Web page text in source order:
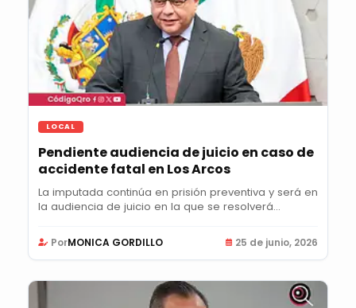
LOCAL
Pendiente audiencia de juicio en caso de
accidente fatal en Los Arcos
La imputada continúa en prisión preventiva y será en
la audiencia de juicio en la que se resolverá...
PorMONICA GORDILLO 25 de junio, 2026